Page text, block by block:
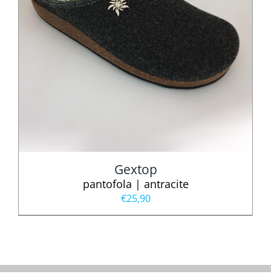
Gextop
pantofola | antracite
€25,90